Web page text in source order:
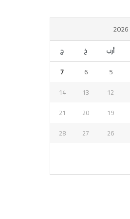
أرب خ ج
5
6
7
12
13
14
19
20
21
26
27
28